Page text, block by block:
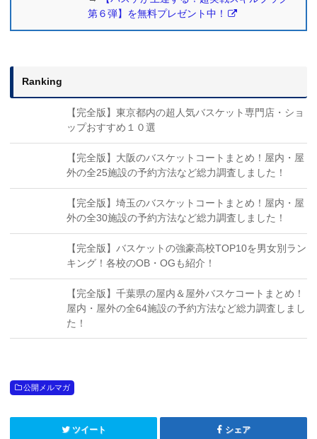
第６弾】を無料プレゼント中！
Ranking
【完全版】東京都内の超人気バスケット専門店・ショ
ップおすすめ１０選
【完全版】大阪のバスケットコートまとめ！屋内・屋
外の全25施設の予約方法など総力調査しました！
【完全版】埼玉のバスケットコートまとめ！屋内・屋
外の全30施設の予約方法など総力調査しました！
【完全版】バスケットの強豪高校TOP10を男女別ラン
キング！各校のOB・OGも紹介！
【完全版】千葉県の屋内＆屋外バスケコートまとめ！
屋内・屋外の全64施設の予約方法など総力調査しまし
た！
公開メルマガ
ツイート シェア